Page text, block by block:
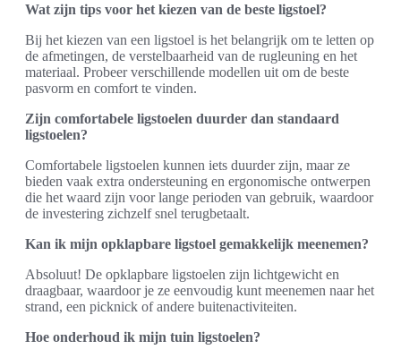
Wat zijn tips voor het kiezen van de beste ligstoel?
Bij het kiezen van een ligstoel is het belangrijk om te letten op
de afmetingen, de verstelbaarheid van de rugleuning en het
materiaal. Probeer verschillende modellen uit om de beste
pasvorm en comfort te vinden.
Zijn comfortabele ligstoelen duurder dan standaard
ligstoelen?
Comfortabele ligstoelen kunnen iets duurder zijn, maar ze
bieden vaak extra ondersteuning en ergonomische ontwerpen
die het waard zijn voor lange perioden van gebruik, waardoor
de investering zichzelf snel terugbetaalt.
Kan ik mijn opklapbare ligstoel gemakkelijk meenemen?
Absoluut! De opklapbare ligstoelen zijn lichtgewicht en
draagbaar, waardoor je ze eenvoudig kunt meenemen naar het
strand, een picknick of andere buitenactiviteiten.
Hoe onderhoud ik mijn tuin ligstoelen?